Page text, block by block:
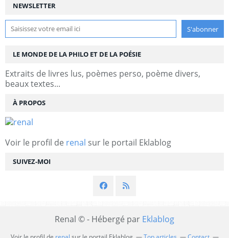
NEWSLETTER
SUIVEZ-MOI
LE MONDE DE LA PHILO ET DE LA POÉSIE
Extraits de livres lus, poèmes perso, poème divers,
beaux textes...
À PROPOS
Voir le profil de renal sur le portail Eklablog
Renal © - Hébergé par Eklablog